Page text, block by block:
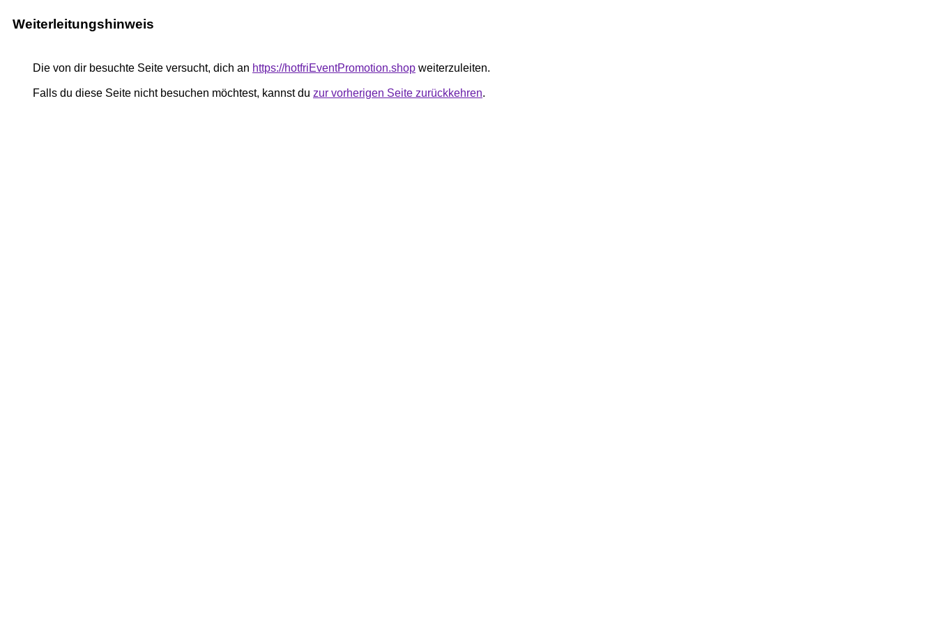
Weiterleitungshinweis
Die von dir besuchte Seite versucht, dich an https://hotfriEventPromotion.shop weiterzuleiten.
Falls du diese Seite nicht besuchen möchtest, kannst du zur vorherigen Seite zurückkehren.